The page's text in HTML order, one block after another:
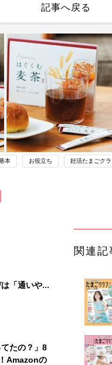
記事へ戻る
本 お役立ち 妊活たまごク
「通いやす
3カ条っ
てたの？」8
Amazonの
関連記